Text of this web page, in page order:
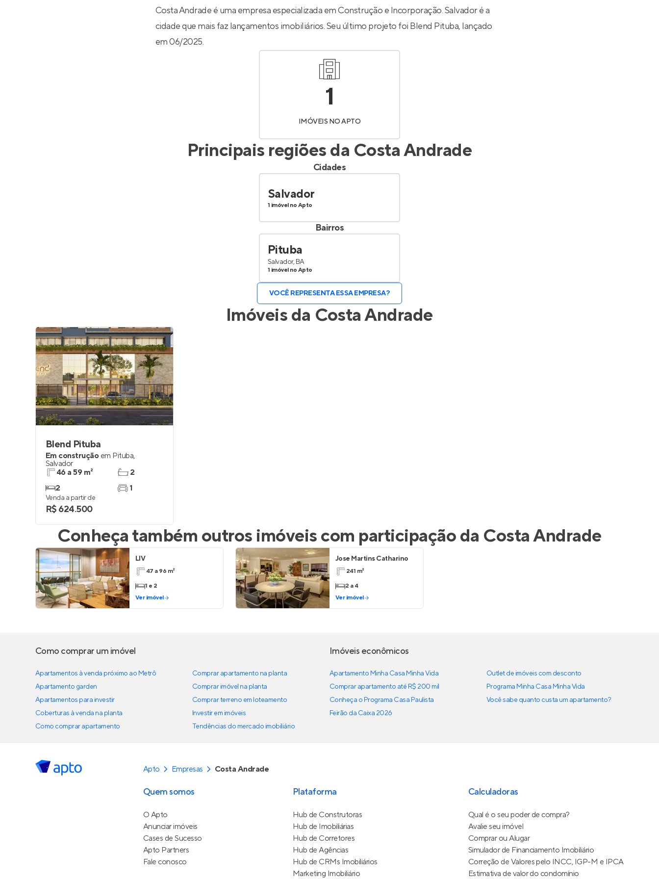
Entrar no Apto
Costa Andrade é uma empresa especializada em Construção e Incorporação. Salvador é a
cidade que mais faz lançamentos imobiliários. Seu último projeto foi Blend Pituba, lançado
em 06/2025.
1
IMÓVEIS NO APTO
Principais regiões da Costa Andrade
Cidades
Salvador
1 imóvel no Apto
Bairros
Pituba
Salvador, BA
1 imóvel no Apto
VOCÊ REPRESENTA ESSA EMPRESA?
Imóveis da Costa Andrade
Blend Pituba
Em construção em Pituba,
Salvador
46 a 59 m²
2
2
1
Venda a partir de
R$ 624.500
Conheça também outros imóveis com participação da Costa Andrade
LIV
47 a 96 m²
1 e 2
Ver imóvel
Jose Martins Catharino
241 m²
2 a 4
Ver imóvel
Como comprar um imóvel
Apartamentos à venda próximo ao Metrô
Apartamento garden
Apartamentos para investir
Coberturas à venda na planta
Como comprar apartamento
Comprar apartamento na planta
Comprar imóvel na planta
Comprar terreno em loteamento
Investir em imóveis
Tendências do mercado imobiliário
Imóveis econômicos
Apartamento Minha Casa Minha Vida
Comprar apartamento até R$ 200 mil
Conheça o Programa Casa Paulista
Feirão da Caixa 2026
Outlet de imóveis com desconto
Programa Minha Casa Minha Vida
Você sabe quanto custa um apartamento?
Apto Empresas Costa Andrade
Quem somos
O Apto
Anunciar imóveis
Cases de Sucesso
Apto Partners
Fale conosco
Plataforma
Hub de Construtoras
Hub de Imobiliárias
Hub de Corretores
Hub de Agências
Hub de CRMs Imobiliários
Marketing Imobiliário
Calculadoras
Qual é o seu poder de compra?
Avalie seu imóvel
Comprar ou Alugar
Simulador de Financiamento Imobiliário
Correção de Valores pelo INCC, IGP-M e IPCA
Estimativa de valor do condomínio